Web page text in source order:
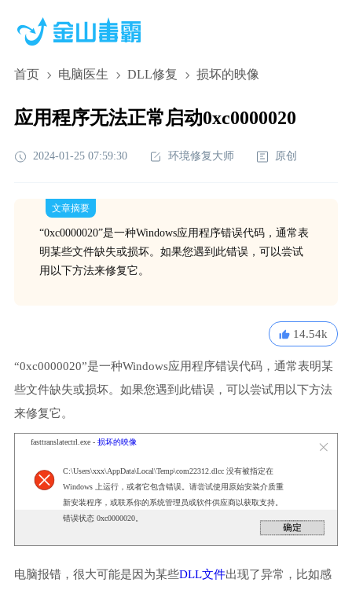
首页 电脑医生 DLL修复 损坏的映像
应用程序无法正常启动0xc0000020
2024-01-25 07:59:30 环境修复大师 原创
文章摘要
“0xc0000020”是一种Windows应用程序错误代码，通常表
明某些文件缺失或损坏。如果您遇到此错误，可以尝试
用以下方法来修复它。
14.54k
“0xc0000020”是一种Windows应用程序错误代码，通常表明某
些文件缺失或损坏。如果您遇到此错误，可以尝试用以下方法
来修复它。
fasttranslatectrl.exe - 损坏的映像
C:\Users\xxx\AppData\Local\Temp\com22312.dlcc 没有被指定在
Windows 上运行，或者它包含错误。请尝试使用原始安装介质重
新安装程序，或联系你的系统管理员或软件供应商以获取支持。
错误状态 0xc0000020。
电脑报错，很大可能是因为某些DLL文件出现了异常，比如感